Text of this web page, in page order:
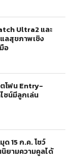
Ultra2 และ
ลสุขภาพเชิง
อ
โฟน Entry-
ซน์มีลูกเล่น
ด 15 ก.ค. โชว์
ยามความคูลได้